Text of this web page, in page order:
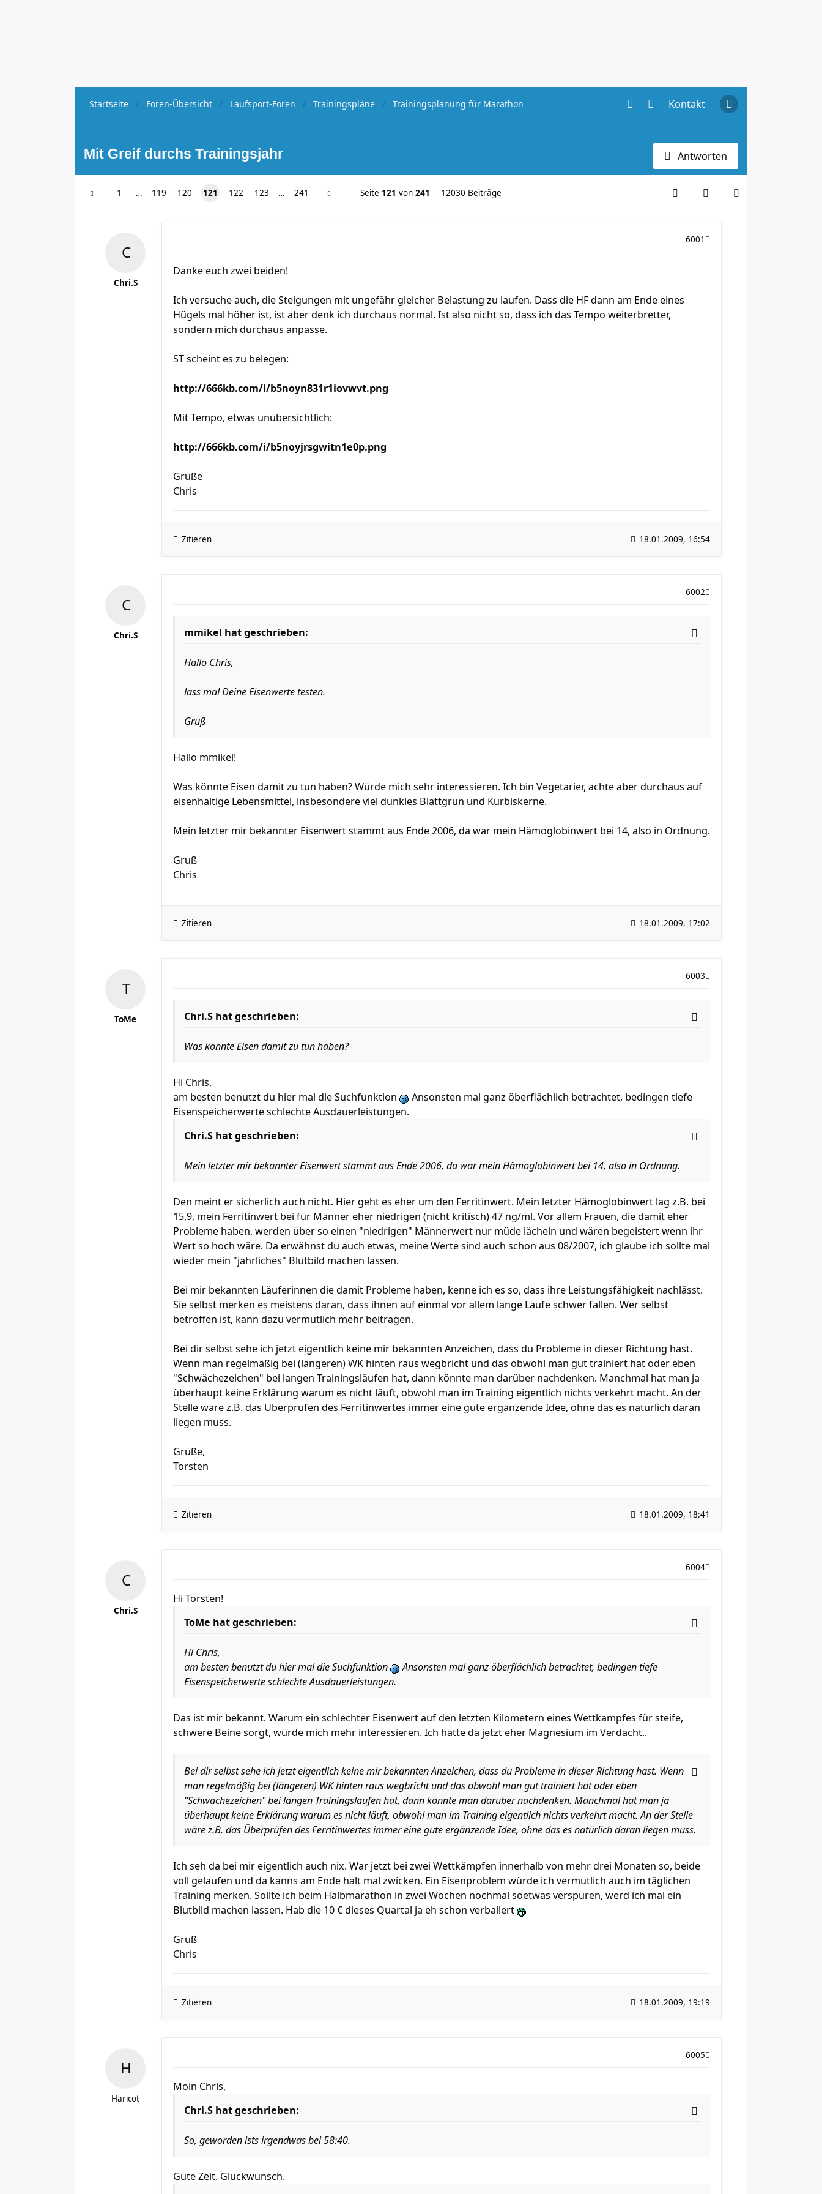
Kontakt
Startseite Foren-Übersicht Laufsport-Foren Trainingspläne Trainingsplanung für Marathon
Mit Greif durchs Trainingsjahr Antworten
1 … 119 120 121 122 123 … 241 Seite 121 von 241 12030 Beiträge
Chri.S
6001
Danke euch zwei beiden!
Ich versuche auch, die Steigungen mit ungefähr gleicher Belastung zu laufen. Dass die HF dann am Ende eines
Hügels mal höher ist, ist aber denk ich durchaus normal. Ist also nicht so, dass ich das Tempo weiterbretter,
sondern mich durchaus anpasse.
ST scheint es zu belegen:
http://666kb.com/i/b5noyn831r1iovwvt.png
Mit Tempo, etwas unübersichtlich:
http://666kb.com/i/b5noyjrsgwitn1e0p.png
Grüße
Chris
Zitieren 18.01.2009, 16:54
Chri.S
6002
mmikel hat geschrieben:
Hallo Chris,
lass mal Deine Eisenwerte testen.
Gruß
Hallo mmikel!
Was könnte Eisen damit zu tun haben? Würde mich sehr interessieren. Ich bin Vegetarier, achte aber durchaus auf
eisenhaltige Lebensmittel, insbesondere viel dunkles Blattgrün und Kürbiskerne.
Mein letzter mir bekannter Eisenwert stammt aus Ende 2006, da war mein Hämoglobinwert bei 14, also in Ordnung.
Gruß
Chris
Zitieren 18.01.2009, 17:02
ToMe
6003
Chri.S hat geschrieben:
Was könnte Eisen damit zu tun haben?
Hi Chris,
am besten benutzt du hier mal die Suchfunktion
Ansonsten mal ganz öberflächlich betrachtet, bedingen tiefe
Eisenspeicherwerte schlechte Ausdauerleistungen.
Chri.S hat geschrieben:
Mein letzter mir bekannter Eisenwert stammt aus Ende 2006, da war mein Hämoglobinwert bei 14, also in Ordnung.
Den meint er sicherlich auch nicht. Hier geht es eher um den Ferritinwert. Mein letzter Hämoglobinwert lag z.B. bei
15,9, mein Ferritinwert bei für Männer eher niedrigen (nicht kritisch) 47 ng/ml. Vor allem Frauen, die damit eher
Probleme haben, werden über so einen "niedrigen" Männerwert nur müde lächeln und wären begeistert wenn ihr
Wert so hoch wäre. Da erwähnst du auch etwas, meine Werte sind auch schon aus 08/2007, ich glaube ich sollte mal
wieder mein "jährliches" Blutbild machen lassen.
Bei mir bekannten Läuferinnen die damit Probleme haben, kenne ich es so, dass ihre Leistungsfähigkeit nachlässt.
Sie selbst merken es meistens daran, dass ihnen auf einmal vor allem lange Läufe schwer fallen. Wer selbst
betroffen ist, kann dazu vermutlich mehr beitragen.
Bei dir selbst sehe ich jetzt eigentlich keine mir bekannten Anzeichen, dass du Probleme in dieser Richtung hast.
Wenn man regelmäßig bei (längeren) WK hinten raus wegbricht und das obwohl man gut trainiert hat oder eben
"Schwächezeichen" bei langen Trainingsläufen hat, dann könnte man darüber nachdenken. Manchmal hat man ja
überhaupt keine Erklärung warum es nicht läuft, obwohl man im Training eigentlich nichts verkehrt macht. An der
Stelle wäre z.B. das Überprüfen des Ferritinwertes immer eine gute ergänzende Idee, ohne das es natürlich daran
liegen muss.
Grüße,
Torsten
Zitieren 18.01.2009, 18:41
Chri.S
6004
Hi Torsten!
ToMe hat geschrieben:
Hi Chris,
am besten benutzt du hier mal die Suchfunktion
Ansonsten mal ganz öberflächlich betrachtet, bedingen tiefe
Eisenspeicherwerte schlechte Ausdauerleistungen.
Das ist mir bekannt. Warum ein schlechter Eisenwert auf den letzten Kilometern eines Wettkampfes für steife,
schwere Beine sorgt, würde mich mehr interessieren. Ich hätte da jetzt eher Magnesium im Verdacht..
Bei dir selbst sehe ich jetzt eigentlich keine mir bekannten Anzeichen, dass du Probleme in dieser Richtung hast. Wenn
man regelmäßig bei (längeren) WK hinten raus wegbricht und das obwohl man gut trainiert hat oder eben
"Schwächezeichen" bei langen Trainingsläufen hat, dann könnte man darüber nachdenken. Manchmal hat man ja
überhaupt keine Erklärung warum es nicht läuft, obwohl man im Training eigentlich nichts verkehrt macht. An der Stelle
wäre z.B. das Überprüfen des Ferritinwertes immer eine gute ergänzende Idee, ohne das es natürlich daran liegen muss.
Ich seh da bei mir eigentlich auch nix. War jetzt bei zwei Wettkämpfen innerhalb von mehr drei Monaten so, beide
voll gelaufen und da kanns am Ende halt mal zwicken. Ein Eisenproblem würde ich vermutlich auch im täglichen
Training merken. Sollte ich beim Halbmarathon in zwei Wochen nochmal soetwas verspüren, werd ich mal ein
Blutbild machen lassen. Hab die 10 € dieses Quartal ja eh schon verballert
Gruß
Chris
Zitieren 18.01.2009, 19:19
Haricot
6005
Moin Chris,
Chri.S hat geschrieben:
So, geworden ists irgendwas bei 58:40.
Gute Zeit. Glückwunsch.